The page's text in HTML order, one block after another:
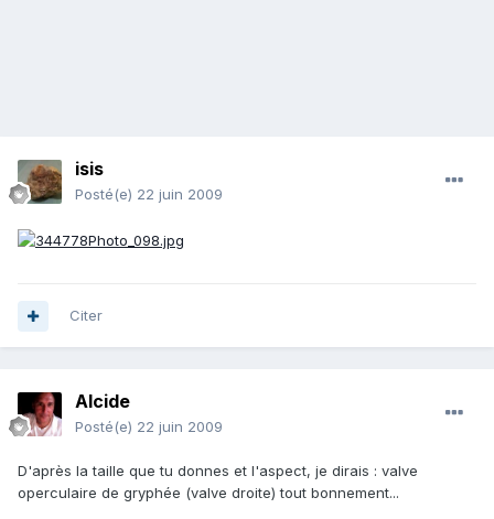
isis
Posté(e) 22 juin 2009
Citer
Alcide
Posté(e) 22 juin 2009
D'après la taille que tu donnes et l'aspect, je dirais : valve
operculaire de gryphée (valve droite) tout bonnement...